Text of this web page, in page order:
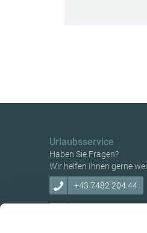
Urlaubsservice
Haben Sie Fragen?
Wir helfen Ihnen gerne
+43 7482 204 44